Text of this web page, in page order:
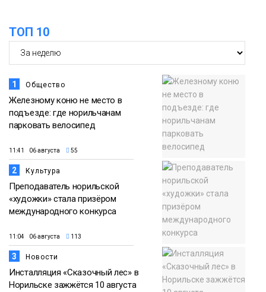
ТОП 10
1 Общество
Железному коню не место в
подъезде: где норильчанам
парковать велосипед
11:41 06 августа 55
2 Культура
Преподаватель норильской
«художки» стала призёром
международного конкурса
11:04 06 августа 113
3 Новости
Инсталляция «Сказочный лес» в
Норильске зажжётся 10 августа